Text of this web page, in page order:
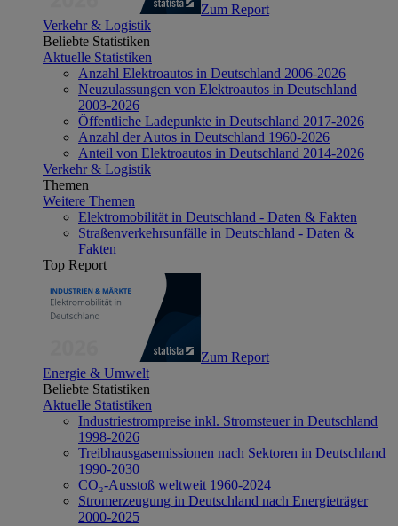
Zum Report
Verkehr & Logistik
Beliebte Statistiken
Aktuelle Statistiken
Anzahl Elektroautos in Deutschland 2006-2026
Neuzulassungen von Elektroautos in Deutschland
2003-2026
Öffentliche Ladepunkte in Deutschland 2017-2026
Anzahl der Autos in Deutschland 1960-2026
Anteil von Elektroautos in Deutschland 2014-2026
Verkehr & Logistik
Themen
Weitere Themen
Elektromobilität in Deutschland - Daten & Fakten
Straßenverkehrsunfälle in Deutschland - Daten &
Fakten
Top Report
Zum Report
Energie & Umwelt
Beliebte Statistiken
Aktuelle Statistiken
Industriestrompreise inkl. Stromsteuer in Deutschland
1998-2026
Treibhausgasemissionen nach Sektoren in Deutschland
1990-2030
CO₂-Ausstoß weltweit 1960-2024
Stromerzeugung in Deutschland nach Energieträger
2000-2025